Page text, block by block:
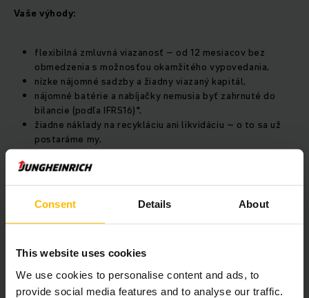
Consent Details About
This website uses cookies
We use cookies to personalise content and ads, to
provide social media features and to analyse our traffic.
Vaše výhody:
flexibilná zmluvná viazanosť – od 12 mesiacov bez
obmedzenia s možnosťou okamžitého vypovedania,
nízke nájomné sadzby a žiadny viazaný kapitál,
nájomné batérie a nabíjačky nemusia byť zahrnuté do
bilancie (podľa IFRS16)*,
žiadne náklady na recykláciu ani likvidáciu – o to sa už
postaráme my,
trvalá dostupnosť vášho vozíkového parku – riziko
výpadkov preberá Jungheinrich,
váš komplexný balík služieb po dobu celej životnosti.
* Vyžaduje sa potvrdenie audítora zákazníka.
Vyžiadajte si svoju ponuku na
mieru. Kontaktujte nás.